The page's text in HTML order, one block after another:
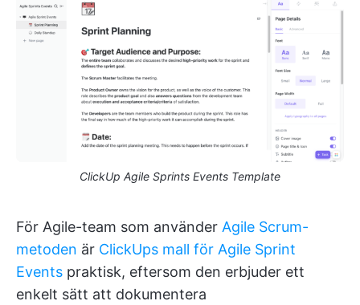
ClickUp Agile Sprints Events Template
För Agile-team som använder Agile Scrum-
metoden är ClickUps mall för Agile Sprint
Events praktisk, eftersom den erbjuder ett
enkelt sätt att dokumentera